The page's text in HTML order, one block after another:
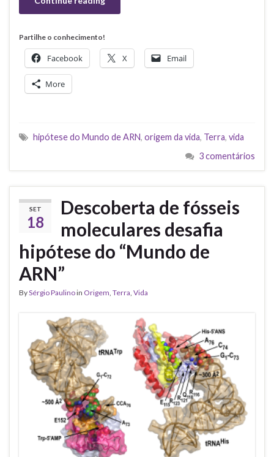
Partilhe o conhecimento!
Facebook X Email
More
hipótese do Mundo de ARN, origem da vida, Terra, vida
3 comentários
SET
18
Descoberta de fósseis
moleculares desafia
hipótese do “Mundo de
ARN”
BySérgio Paulinoin Origem, Terra, Vida